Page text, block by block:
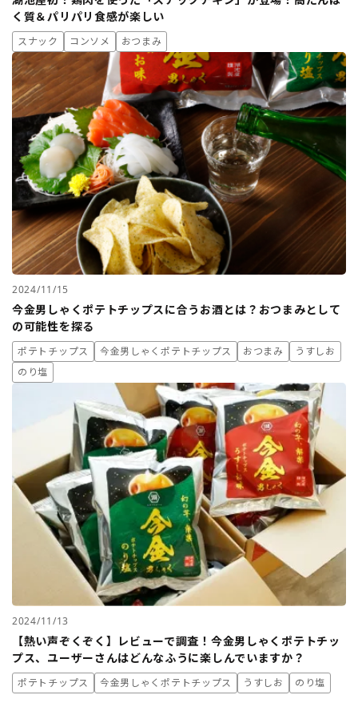
く質＆パリパリ食感が楽しい
スナック コンソメ おつまみ
2024/11/15
今金男しゃくポテトチップスに合うお酒とは？おつまみとして
の可能性を探る
ポテトチップス 今金男しゃくポテトチップス おつまみ
うすしお
のり塩
2024/11/13
【熱い声ぞくぞく】レビューで調査！今金男しゃくポテトチッ
プス、ユーザーさんはどんなふうに楽しんでいますか？
ポテトチップス 今金男しゃくポテトチップス うすしお のり塩